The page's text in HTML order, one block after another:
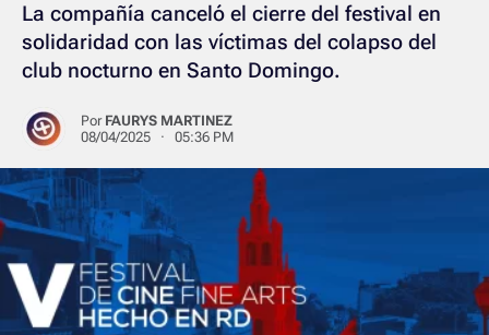
La compañía canceló el cierre del festival en
solidaridad con las víctimas del colapso del
club nocturno en Santo Domingo.
Por FAURYS MARTINEZ
08/04/2025 · 05:36 PM